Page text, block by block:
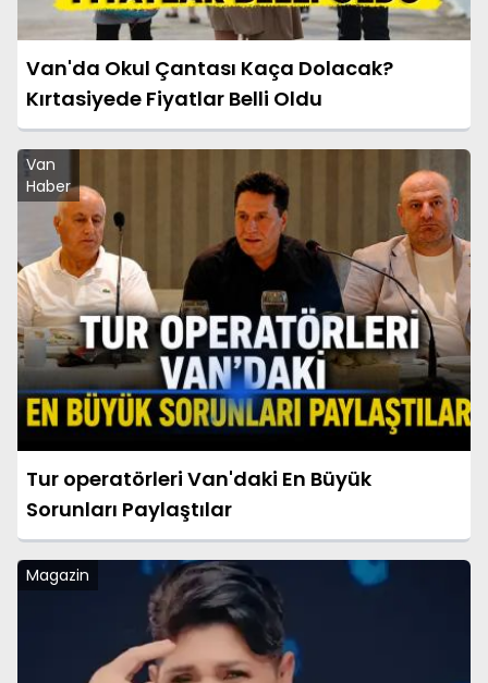
Van'da Okul Çantası Kaça Dolacak?
Kırtasiyede Fiyatlar Belli Oldu
Van
Haber
Tur operatörleri Van'daki En Büyük
Sorunları Paylaştılar
Magazin